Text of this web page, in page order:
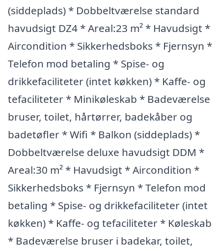
(siddeplads) * Dobbeltværelse standard
havudsigt DZ4 * Areal:23 m² * Havudsigt *
Aircondition * Sikkerhedsboks * Fjernsyn *
Telefon mod betaling * Spise- og
drikkefaciliteter (intet køkken) * Kaffe- og
tefaciliteter * Minikøleskab * Badeværelse
bruser, toilet, hårtørrer, badekåber og
badetøfler * Wifi * Balkon (siddeplads) *
Dobbeltværelse deluxe havudsigt DDM *
Areal:30 m² * Havudsigt * Aircondition *
Sikkerhedsboks * Fjernsyn * Telefon mod
betaling * Spise- og drikkefaciliteter (intet
køkken) * Kaffe- og tefaciliteter * Køleskab
* Badeværelse bruser i badekar, toilet,